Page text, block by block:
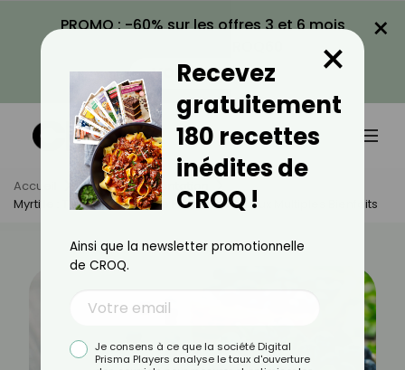
PROMO : -60% sur les offres 3 et 6 mois
VOIR LA PROMO
×
Accueil Actus
Alimentation
Myrtille : Tout Savoir Sur Ce Fruit Des Bois Aux Multiples Bienfaits
Recevez
gratuitement
180 recettes
inédites de
CROQ !
×
Ainsi que la newsletter promotionnelle
de CROQ.
Je consens à ce que la société Digital
Prisma Players analyse le taux d'ouverture